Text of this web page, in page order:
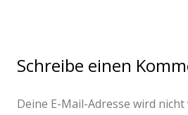
Schreibe einen
Deine E-Mail-Adresse wird